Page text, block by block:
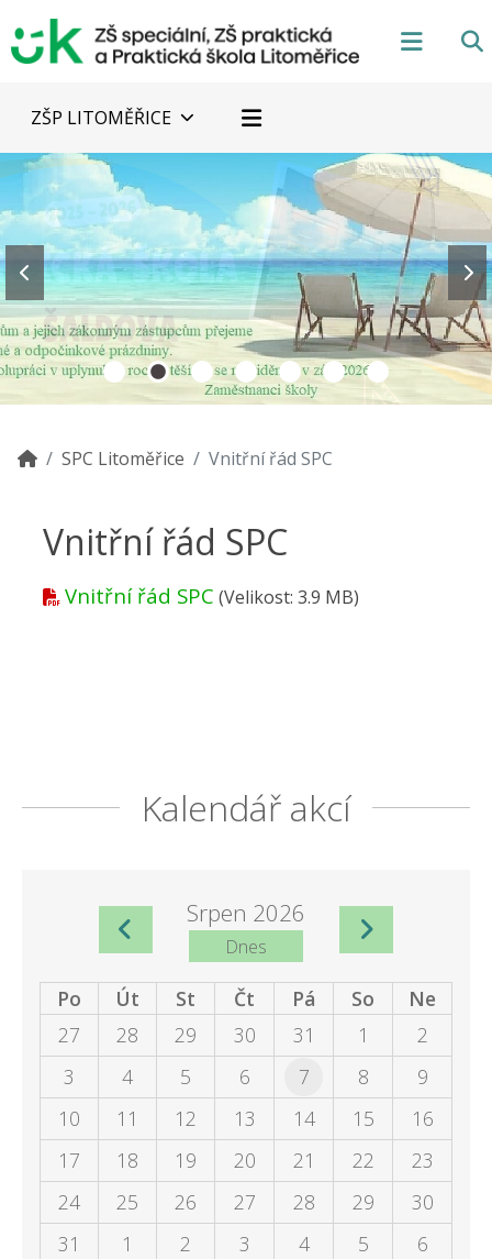
ZŠP LITOMĚŘICE
SPC Litoměřice Vnitřní řád SPC
Vnitřní řád SPC
Vnitřní řád SPC (Velikost: 3.9 MB)
Kalendář akcí
Srpen 2026
Dnes
Po Út St Čt Pá So
Ne
27
28 29 30 31 1
2
3
4 5 6 7 8
9
10
11 12 13 14 15
16
17
18 19 20 21 22
23
24
25 26 27 28 29
30
31
1 2 3 4 5 6